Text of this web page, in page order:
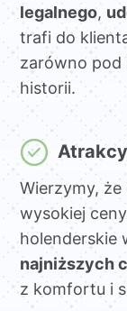
legalnego,
trafi do
zarówno pod
historii.
Wierzymy,
wysokiej
holenderskie
najniższych
z komfortu i